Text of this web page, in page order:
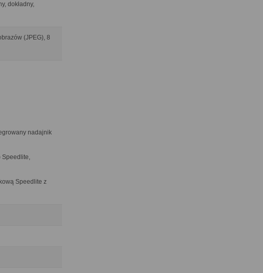
dokładny,
(JPEG), 8
nadajnik
Speedlite,
Speedlite z